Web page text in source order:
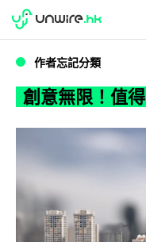
創意無限
WWDC 2026
作者忘記分類
創意無限！值